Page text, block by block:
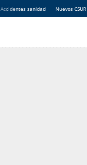
Accidentes sanidad Nuevos CSUR